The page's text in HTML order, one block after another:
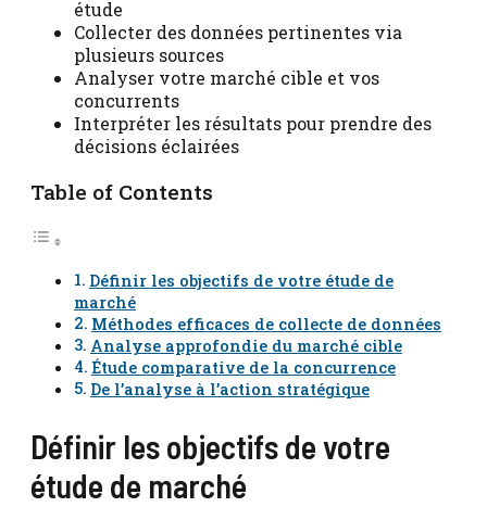
étude
Collecter des données pertinentes via
plusieurs sources
Analyser votre marché cible et vos
concurrents
Interpréter les résultats pour prendre des
décisions éclairées
Table of Contents
Définir les objectifs de votre étude de
marché
Méthodes efficaces de collecte de données
Analyse approfondie du marché cible
Étude comparative de la concurrence
De l’analyse à l’action stratégique
Définir les objectifs de votre
étude de marché